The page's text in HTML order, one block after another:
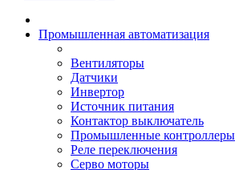
Промышленная автоматизация
Вентиляторы
Датчики
Инвертор
Источник питания
Контактор выключатель
Промышленные контроллеры
Реле переключения
Серво моторы